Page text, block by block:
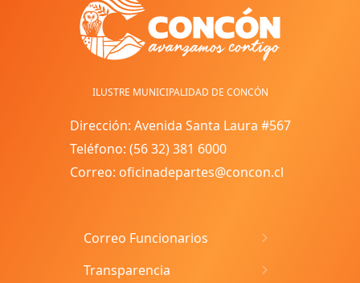
ILUSTRE MUNICIPALIDAD DE CONCÓN
Dirección: Avenida Santa Laura #567
Teléfono: (56 32) 381 6000
Correo: oficinadepartes@concon.cl
Correo Funcionarios
Transparencia